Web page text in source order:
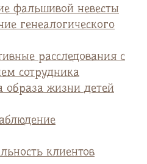
фальшивой невесты
генеалогического
расследования с
сотрудника
образа жизни детей
клиентов